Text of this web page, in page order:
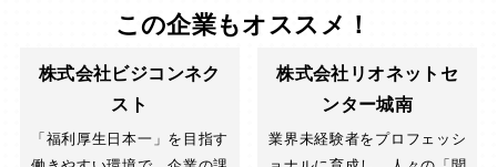
この企業もオススメ！
株式会社ビジコンネク
スト
「福利厚生日本一」を目指す
株式会社リオネットセ
ンター城南
業界未経験者をプロフェッシ